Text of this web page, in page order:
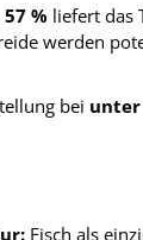
% liefert das
werden
bei unter
Fisch als